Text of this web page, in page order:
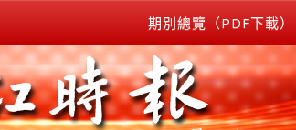
期別總覽（PDF下載）